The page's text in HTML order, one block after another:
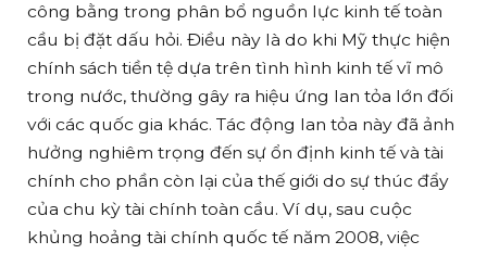
công bằng trong phân bổ nguồn lực kinh tế toàn
cầu bị đặt dấu hỏi. Điều này là do khi Mỹ thực hiện
chính sách tiền tệ dựa trên tình hình kinh tế vĩ mô
trong nước, thường gây ra hiệu ứng lan tỏa lớn đối
với các quốc gia khác. Tác động lan tỏa này đã ảnh
hưởng nghiêm trọng đến sự ổn định kinh tế và tài
chính cho phần còn lại của thế giới do sự thúc đẩy
của chu kỳ tài chính toàn cầu. Ví dụ, sau cuộc
khủng hoảng tài chính quốc tế năm 2008, việc